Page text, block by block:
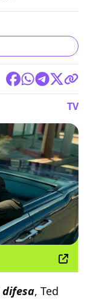
TV
difesa, Ted